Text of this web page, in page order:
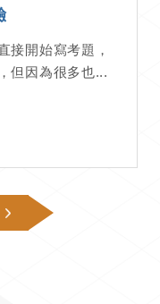
接開始寫考題，
但因為很多也...